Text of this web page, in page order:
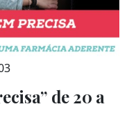
de 20 a